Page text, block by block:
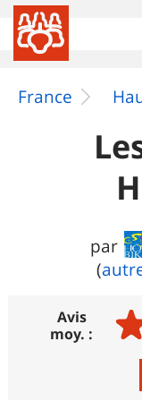
France
par
(
Avis
moy. :